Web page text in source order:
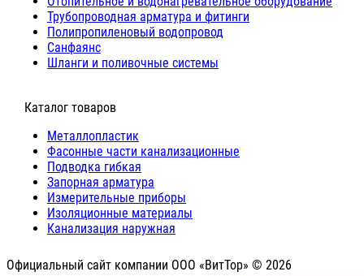
Трубопроводная арматура и фитинги
Полипропиленовый водопровод
Санфаянс
Шланги и поливочные системы
⠀Каталог товаров
Металлопластик
Фасонные части канализационные
Подводка гибкая
Запорная арматура
Измерительные приборы
Изоляционные материалы
Канализация наружная
Официальный сайт компании ООО «ВитТор» © 2026